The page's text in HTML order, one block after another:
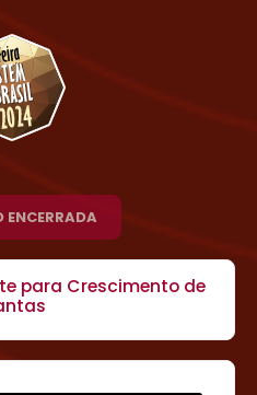
para Crescimento de